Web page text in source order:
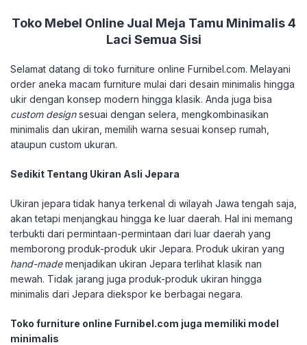
Toko Mebel Online Jual Meja Tamu Minimalis 4
Laci Semua Sisi
Selamat datang di toko furniture online Furnibel.com. Melayani
order aneka macam furniture mulai dari desain minimalis hingga
ukir dengan konsep modern hingga klasik. Anda juga bisa
custom designsesuai dengan selera, mengkombinasikan
minimalis dan ukiran, memilih warna sesuai konsep rumah,
ataupun custom ukuran.
Sedikit Tentang Ukiran Asli Jepara
Ukiran jepara tidak hanya terkenal di wilayah Jawa tengah saja,
akan tetapi menjangkau hingga ke luar daerah. Hal ini memang
terbukti dari permintaan-permintaan dari luar daerah yang
memborong produk-produk ukir Jepara. Produk ukiran yang
hand-mademenjadikan ukiran Jepara terlihat klasik nan
mewah. Tidak jarang juga produk-produk ukiran hingga
minimalis dari Jepara diekspor ke berbagai negara.
Toko furniture online Furnibel.com juga memiliki model
minimalis